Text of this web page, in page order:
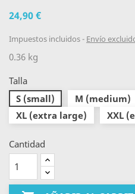
24,90 €
Impuestos incluidos Envío
0.36 kg
Talla
S (small)
M (medium)
XL (extra large)
XXL
Cantidad